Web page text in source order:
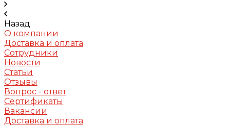
Назад
О компании
Доставка и оплата
Сотрудники
Новости
Статьи
Отзывы
Вопрос - ответ
Сертификаты
Вакансии
Доставка и оплата